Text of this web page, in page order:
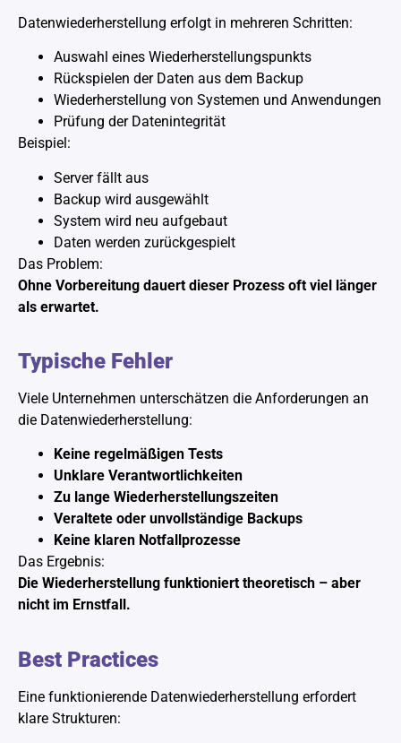
Datenwiederherstellung erfolgt in mehreren Schritten:
Auswahl eines Wiederherstellungspunkts
Rückspielen der Daten aus dem Backup
Wiederherstellung von Systemen und Anwendungen
Prüfung der Datenintegrität
Beispiel:
Server fällt aus
Backup wird ausgewählt
System wird neu aufgebaut
Daten werden zurückgespielt
Das Problem:
Ohne Vorbereitung dauert dieser Prozess oft viel länger
als erwartet.
Typische Fehler
Viele Unternehmen unterschätzen die Anforderungen an
die Datenwiederherstellung:
Keine regelmäßigen Tests
Unklare Verantwortlichkeiten
Zu lange Wiederherstellungszeiten
Veraltete oder unvollständige Backups
Keine klaren Notfallprozesse
Das Ergebnis:
Die Wiederherstellung funktioniert theoretisch – aber
nicht im Ernstfall.
Best Practices
Eine funktionierende Datenwiederherstellung erfordert
klare Strukturen: